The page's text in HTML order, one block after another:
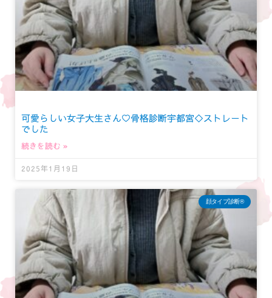
可愛らしい女子大生さん♡骨格診断宇都宮◇ストレート
でした
続きを読む »
2025年1月19日
顔タイプ診断®︎